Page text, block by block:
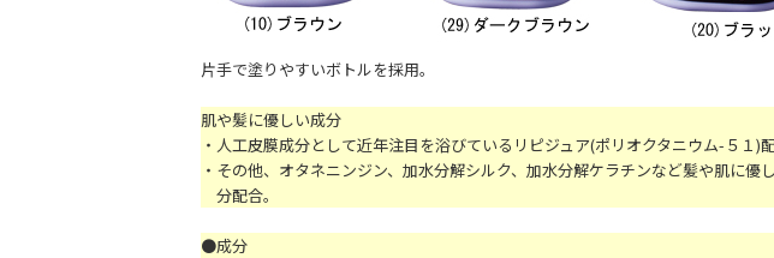
片手で塗りやすいボトルを採用。
肌や髪に優しい成分
・ 人工皮膜成分として近年注目を浴びているリピジュア(ポリオクタニウム-５１)
・ その他、オタネニンジン、加水分解シルク、加水分解ケラチンなど髪や肌に優
分配合。
●成分